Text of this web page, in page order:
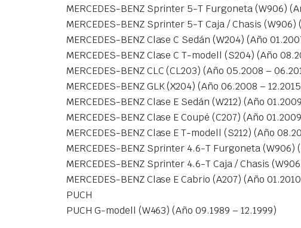
MERCEDES-BENZ Sprinter 5-T Furgoneta (W906)
MERCEDES-BENZ Sprinter 5-T Caja / Chasis
MERCEDES-BENZ Clase C Sedán (W204) (Año
MERCEDES-BENZ Clase C T-modell (S204) (Año
MERCEDES-BENZ CLC (CL203) (Año 05.2008 –
MERCEDES-BENZ GLK (X204) (Año 06.2008 –
MERCEDES-BENZ Clase E Sedán (W212) (Año
MERCEDES-BENZ Clase E Coupé (C207) (Año
MERCEDES-BENZ Clase E T-modell (S212) (Año
MERCEDES-BENZ Sprinter 4.6-T Furgoneta (W906)
MERCEDES-BENZ Sprinter 4.6-T Caja / Chasis
MERCEDES-BENZ Clase E Cabrio (A207) (Año
PUCH
PUCH G-modell (W463) (Año 09.1989 – 12.1999)